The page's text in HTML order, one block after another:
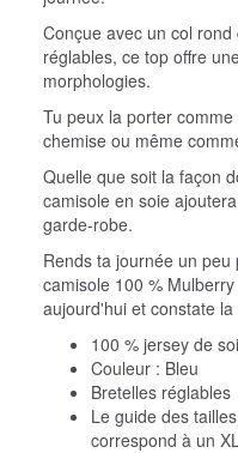
Conçue avec un col
réglables, ce top offre
morphologies.
Tu peux la porter
chemise ou même
Quelle que soit la façon
camisole en soie
garde-robe.
Rends ta journée un
camisole 100 %
aujourd'hui et constate
100 % jersey de
Couleur : Bleu
Bretelles réglables
Le guide des
correspond à un